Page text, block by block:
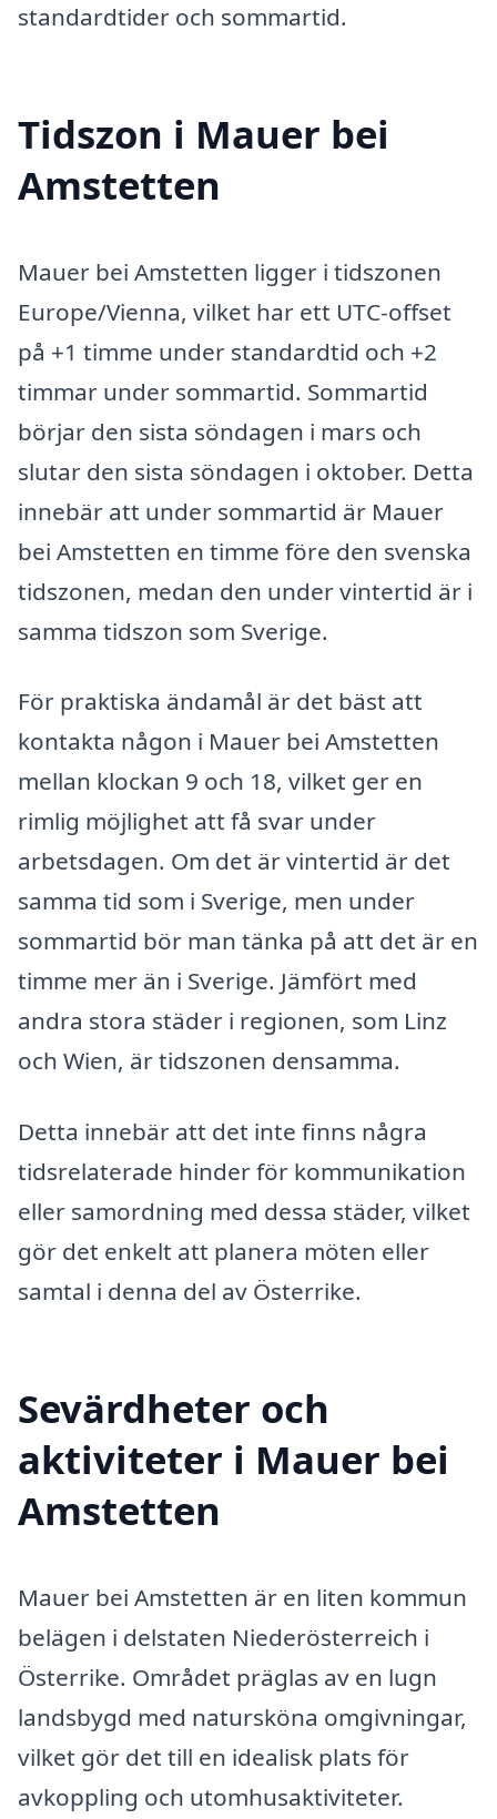
standardtider och sommartid.
Tidszon i Mauer bei
Amstetten
Mauer bei Amstetten ligger i tidszonen
Europe/Vienna, vilket har ett UTC-offset
på +1 timme under standardtid och +2
timmar under sommartid. Sommartid
börjar den sista söndagen i mars och
slutar den sista söndagen i oktober. Detta
innebär att under sommartid är Mauer
bei Amstetten en timme före den svenska
tidszonen, medan den under vintertid är i
samma tidszon som Sverige.
För praktiska ändamål är det bäst att
kontakta någon i Mauer bei Amstetten
mellan klockan 9 och 18, vilket ger en
rimlig möjlighet att få svar under
arbetsdagen. Om det är vintertid är det
samma tid som i Sverige, men under
sommartid bör man tänka på att det är en
timme mer än i Sverige. Jämfört med
andra stora städer i regionen, som Linz
och Wien, är tidszonen densamma.
Detta innebär att det inte finns några
tidsrelaterade hinder för kommunikation
eller samordning med dessa städer, vilket
gör det enkelt att planera möten eller
samtal i denna del av Österrike.
Sevärdheter och
aktiviteter i Mauer bei
Amstetten
Mauer bei Amstetten är en liten kommun
belägen i delstaten Niederösterreich i
Österrike. Området präglas av en lugn
landsbygd med natursköna omgivningar,
vilket gör det till en idealisk plats för
avkoppling och utomhusaktiviteter.